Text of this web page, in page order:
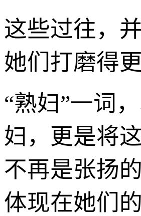
这些过往，
她们打磨得
“熟妇”一词
妇，更是将
不再是张扬
体现在她们